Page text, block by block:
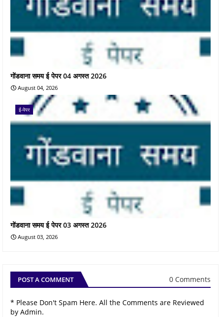
गोंडवाना समय ई पेपर 04 अगस्त 2026
August 04, 2026
ई-पेपर
गोंडवाना समय ई पेपर 03 अगस्त 2026
August 03, 2026
POST A COMMENT 0 Comments
* Please Don't Spam Here. All the Comments are Reviewed
by Admin.